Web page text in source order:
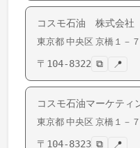
コスモ石油 株式会社
東京都 中央区 京橋 １－
〒 104-8322 ⧉ 📍
コスモ石油マーケテ
東京都 中央区 京橋 １－
〒 104-8323 ⧉ 📍